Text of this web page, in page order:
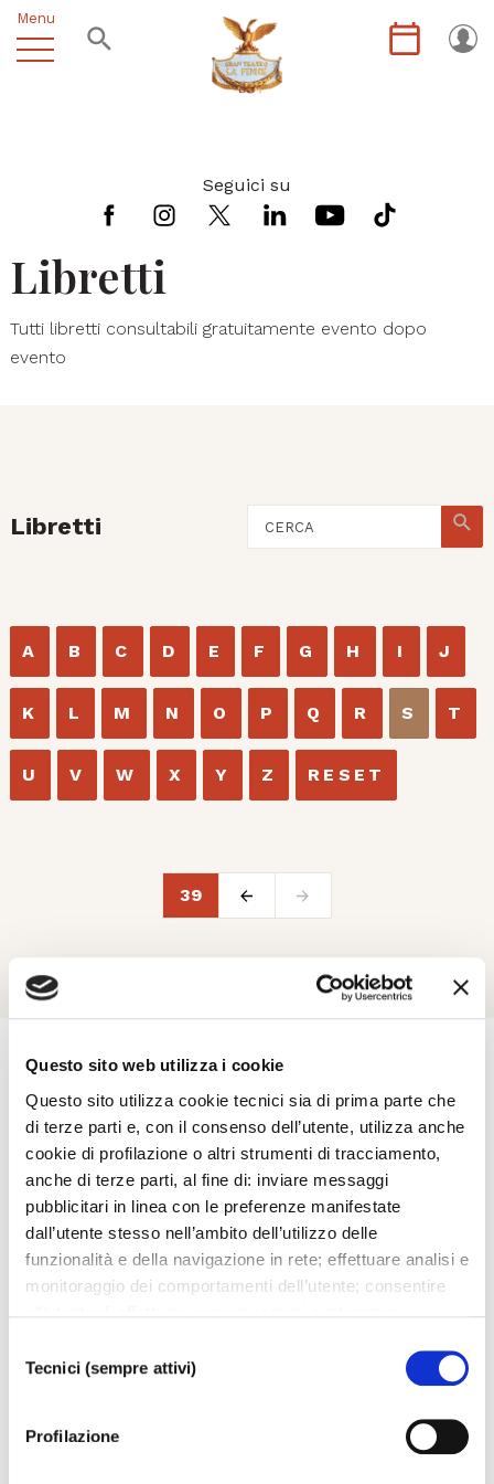
Questo sito web utilizza i cookie
Questo sito utilizza cookie tecnici sia di prima parte che
di terze parti e, con il consenso dell’utente, utilizza anche
cookie di profilazione o altri strumenti di tracciamento,
anche di terze parti, al fine di: inviare messaggi
pubblicitari in linea con le preferenze manifestate
dall’utente stesso nell’ambito dell’utilizzo delle
funzionalità e della navigazione in rete; effettuare analisi e
monitoraggio dei comportamenti dell’utente; consentire
TUTTI”, l’utente acconsente all’uso di tutti i cookie non
tecnici, inclusi quindi quelli di profilazione, analitici e
social. Il consenso è facoltativo e può essere revocato in
qualsiasi momento. Se l’utente desidera modificare le
delTecnici (sempre attivi)
Profilazione
Menu
Seguici su
Libretti
Tutti libretti consultabili gratuitamente evento dopo
evento
Libretti
A B C D E F G H I J
K L M N O P Q R S T
U V W X Y Z RESET
39
Esplora
Ti potrebbero interessare..